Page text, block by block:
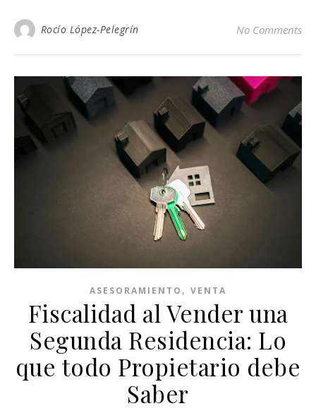
Rocío López-Pelegrín No Comments
ASESORAMIENTO , VENTA
Fiscalidad al Vender una
Segunda Residencia: Lo
que todo Propietario debe
Saber